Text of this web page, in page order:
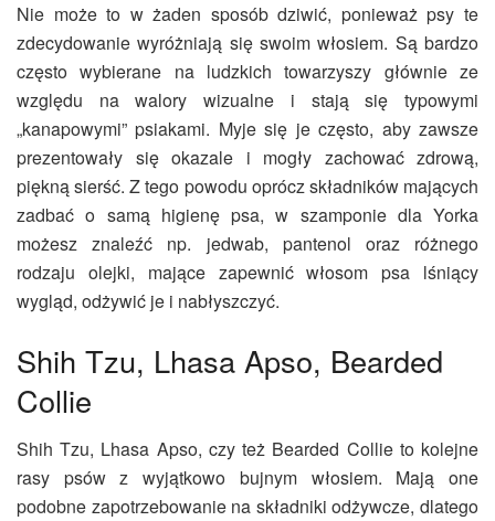
Nie może to w żaden sposób dziwić, ponieważ psy te
zdecydowanie wyróżniają się swoim włosiem. Są bardzo
często wybierane na ludzkich towarzyszy głównie ze
względu na walory wizualne i stają się typowymi
„kanapowymi” psiakami. Myje się je często, aby zawsze
prezentowały się okazale i mogły zachować zdrową,
piękną sierść. Z tego powodu oprócz składników mających
zadbać o samą higienę psa, w szamponie dla Yorka
możesz znaleźć np. jedwab, pantenol oraz różnego
rodzaju olejki, mające zapewnić włosom psa lśniący
wygląd, odżywić je i nabłyszczyć.
Shih Tzu, Lhasa Apso, Bearded
Collie
Shih Tzu, Lhasa Apso, czy też Bearded Collie to kolejne
rasy psów z wyjątkowo bujnym włosiem. Mają one
podobne zapotrzebowanie na składniki odżywcze, dlatego